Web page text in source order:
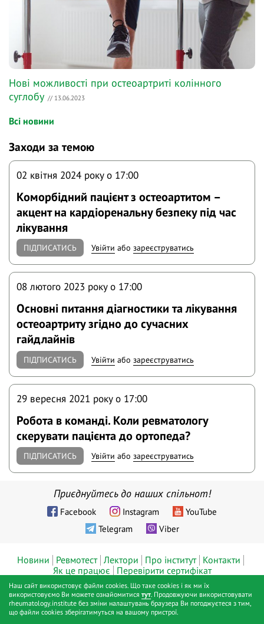
Нові можливості при остеоартриті колінного
суглобу // 13.06.2023
Всі новини
Заходи за темою
02 квітня 2024 року o 17:00
Коморбідний пацієнт з остеоартитом –
акцент на кардіоренальну безпеку під час
лікування
ПІДПИСАТИСЬ Увійти абозареєструватись
08 лютого 2023 року o 17:00
Основні питання діагностики та лікування
остеоартриту згідно до сучасних
гайдлайнів
ПІДПИСАТИСЬ Увійти абозареєструватись
29 вересня 2021 року o 17:00
Робота в команді. Коли ревматологу
скерувати пацієнта до ортопеда?
ПІДПИСАТИСЬ Увійти абозареєструватись
Приєднуйтесь до наших спільнот!
Facebook Instagram
YouTube
Telegram
Viber
Новини Ревмотест Лектори Про інститут Контакти
Як це працює
Перевірити сертифікат
© ТОВ «Діджитал хелс», Інститут ревматології™, Київ, 2019 - 2026
pp.
Наш сайт використовує файли cookies. Що таке cookies і як ми їх
використовуємо Ви можете ознайомитися тут. Продовжуючи використовувати
rheumatology.institute без зміни налаштувань браузера Ви погоджуєтеся з тим,
що файли cookies зберігатимуться на вашому пристрої.